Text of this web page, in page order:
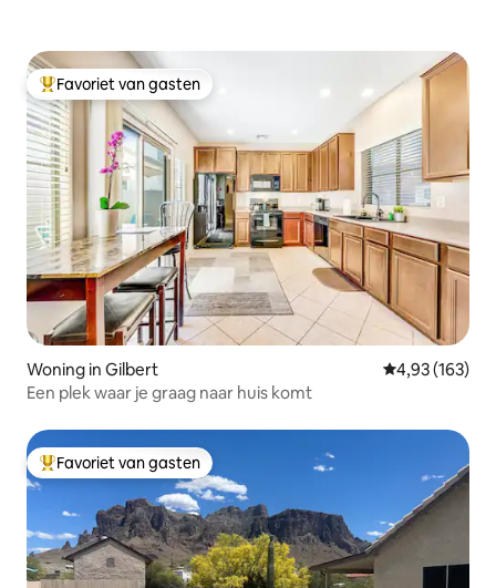
Topfavoriet van gasten
Favoriet van gasten
Woning in Gilbert Gemiddelde
4,93 (163)
Een plek waar je graag naar huis komt
Topfavoriet van gasten
Favoriet van gasten